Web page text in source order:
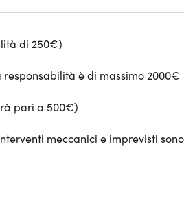
di 250€)
è di massimo 2000€
pari a 500€)
meccanici e imprevisti